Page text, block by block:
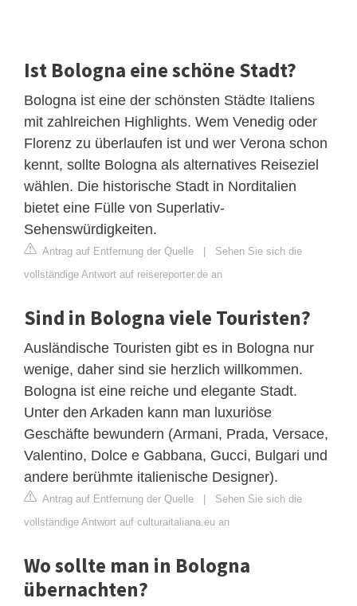
Ist Bologna eine schöne Stadt?
Bologna ist eine der schönsten Städte Italiens
mit zahlreichen Highlights. Wem Venedig oder
Florenz zu überlaufen ist und wer Verona schon
kennt, sollte Bologna als alternatives Reiseziel
wählen. Die historische Stadt in Norditalien
bietet eine Fülle von Superlativ-
Sehenswürdigkeiten.
Antrag auf Entfernung der Quelle | Sehen Sie sich die
vollständige Antwort auf reisereporter.de an
Sind in Bologna viele Touristen?
Ausländische Touristen gibt es in Bologna nur
wenige, daher sind sie herzlich willkommen.
Bologna ist eine reiche und elegante Stadt.
Unter den Arkaden kann man luxuriöse
Geschäfte bewundern (Armani, Prada, Versace,
Valentino, Dolce e Gabbana, Gucci, Bulgari und
andere berühmte italienische Designer).
Antrag auf Entfernung der Quelle | Sehen Sie sich die
vollständige Antwort auf culturaitaliana.eu an
Wo sollte man in Bologna
übernachten?